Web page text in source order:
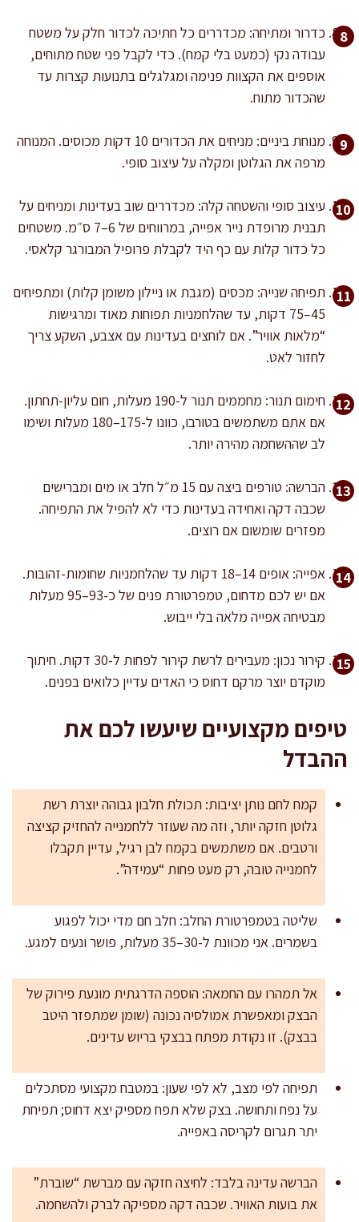
כדרור ומתיחה: מכדררים כל חתיכה לכדור חלק על משטח
עבודה נקי (כמעט בלי קמח). כדי לקבל פני שטח מתוחים,
אוספים את הקצוות פנימה ומגלגלים בתנועות קצרות עד
שהכדור מתוח.
מנוחת ביניים: מניחים את הכדורים 10 דקות מכוסים. המנוחה
מרפה את הגלוטן ומקלה על עיצוב סופי.
עיצוב סופי והשטחה קלה: מכדררים שוב בעדינות ומניחים על
תבנית מרופדת נייר אפייה, במרווחים של 6–7 ס״מ. משטחים
כל כדור קלות עם כף היד לקבלת פרופיל המבורגר קלאסי.
תפיחה שנייה: מכסים (מגבת או ניילון משומן קלות) ומתפיחים
45–75 דקות, עד שהלחמניות תפוחות מאוד ומרגישות
“מלאות אוויר”. אם לוחצים בעדינות עם אצבע, השקע צריך
לחזור לאט.
חימום תנור: מחממים תנור ל-190 מעלות, חום עליון-תחתון.
אם אתם משתמשים בטורבו, כוונו ל-175–180 מעלות ושימו
לב שההשחמה מהירה יותר.
הברשה: טורפים ביצה עם 15 מ״ל חלב או מים ומברישים
שכבה דקה ואחידה בעדינות כדי לא להפיל את התפיחה.
מפזרים שומשום אם רוצים.
אפייה: אופים 14–18 דקות עד שהלחמניות שחומות-זהובות.
אם יש לכם מדחום, טמפרטורת פנים של כ-93–95 מעלות
מבטיחה אפייה מלאה בלי ייבוש.
קירור נכון: מעבירים לרשת קירור לפחות ל-30 דקות. חיתוך
מוקדם יוצר מרקם דחוס כי האדים עדיין כלואים בפנים.
טיפים מקצועיים שיעשו לכם את
ההבדל
קמח לחם נותן יציבות: תכולת חלבון גבוהה יוצרת רשת
גלוטן חזקה יותר, וזה מה שעוזר ללחמנייה להחזיק קציצה
ורטבים. אם משתמשים בקמח לבן רגיל, עדיין תקבלו
לחמנייה טובה, רק מעט פחות “עמידה”.
שליטה בטמפרטורת החלב: חלב חם מדי יכול לפגוע
בשמרים. אני מכוונת ל-30–35 מעלות, פושר ונעים למגע.
אל תמהרו עם החמאה: הוספה הדרגתית מונעת פירוק של
הבצק ומאפשרת אמולסיה נכונה (שומן שמתפזר היטב
בבצק). זו נקודת מפתח בבצקי בריוש עדינים.
תפיחה לפי מצב, לא לפי שעון: במטבח מקצועי מסתכלים
על נפח ותחושה. בצק שלא תפח מספיק יצא דחוס; תפיחת
יתר תגרום לקריסה באפייה.
הברשה עדינה בלבד: לחיצה חזקה עם מברשת “שוברת”
את בועות האוויר. שכבה דקה מספיקה לברק ולהשחמה.